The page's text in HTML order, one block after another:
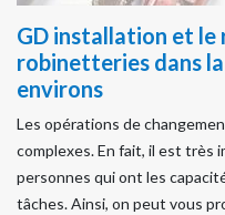
GD installation et le
robinetteries dans
environs
Les opérations de
complexes. En fait, il est très
personnes qui ont les
tâches. Ainsi, on peut vous